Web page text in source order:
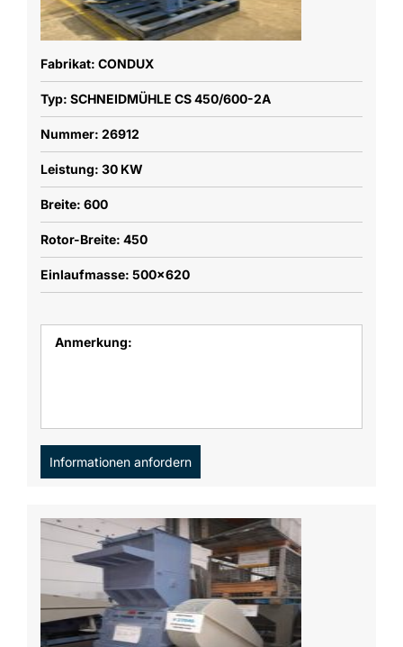
Fabrikat: CONDUX
Typ: SCHNEIDMÜHLE CS 450/600-2A
Nummer: 26912
Leistung: 30 KW
Breite: 600
Rotor-Breite: 450
Einlaufmasse: 500x620
Anmerkung:
Informationen anfordern